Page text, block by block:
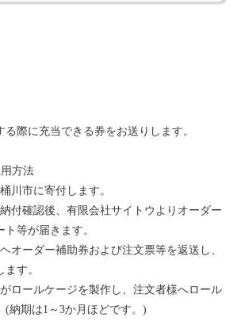
る際に充当できる券をお送りします。
方法
川市に寄付します。
付確認後、有限会社サイトウよりオーダー
等が届きます。
ーダー補助券および注文票等を返送し、
す。
ロールケージを製作し、注文者様へロール
(納期は1～3か月ほどです。)